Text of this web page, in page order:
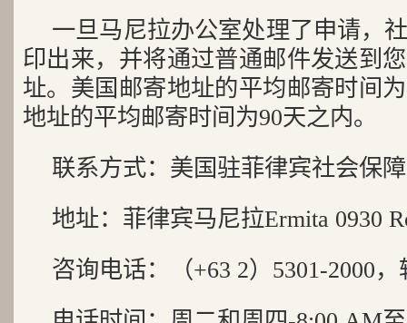
一旦马尼拉办公室处理了申请，
印出来，并将通过普通邮件发送到
址。美国邮寄地址的平均邮寄时间
地址的平均邮寄时间为90天之内。
联系方式：美国驻菲律宾社会保
地址：菲律宾马尼拉Ermita 0930
咨询电话：（+63 2）5301-2000，